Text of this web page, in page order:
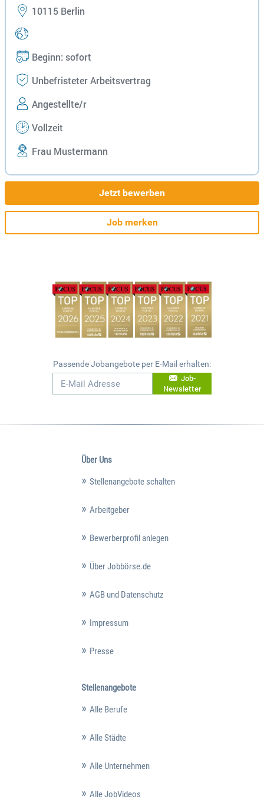
10115 Berlin
Beginn: sofort
Unbefristeter Arbeitsvertrag
Angestellte/r
Vollzeit
Frau Mustermann
Jetzt bewerben
Job merken
Passende Jobangebote per E-Mail erhalten:
Job-
Newsletter
Über Uns
Stellenangebote schalten
Arbeitgeber
Bewerberprofil anlegen
Über Jobbörse.de
AGB und Datenschutz
Impressum
Presse
Stellenangebote
Alle Berufe
Alle Städte
Alle Unternehmen
Alle JobVideos